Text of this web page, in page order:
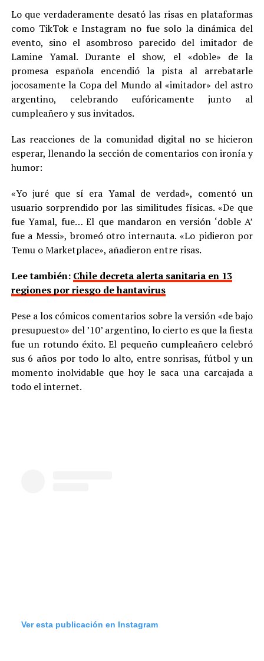
Lo que verdaderamente desató las risas en plataformas
como TikTok e Instagram no fue solo la dinámica del
evento, sino el asombroso parecido del imitador de
Lamine Yamal. Durante el show, el «doble» de la
promesa española encendió la pista al arrebatarle
jocosamente la Copa del Mundo al «imitador» del astro
argentino, celebrando eufóricamente junto al
cumpleañero y sus invitados.
Las reacciones de la comunidad digital no se hicieron
esperar, llenando la sección de comentarios con ironía y
humor:
«Yo juré que sí era Yamal de verdad», comentó un
usuario sorprendido por las similitudes físicas. «De que
fue Yamal, fue… El que mandaron en versión ‘doble A’
fue a Messi», bromeó otro internauta. «Lo pidieron por
Temu o Marketplace», añadieron entre risas.
Lee también: Chile decreta alerta sanitaria en 13
regiones por riesgo de hantavirus
Pese a los cómicos comentarios sobre la versión «de bajo
presupuesto» del ’10’ argentino, lo cierto es que la fiesta
fue un rotundo éxito. El pequeño cumpleañero celebró
sus 6 años por todo lo alto, entre sonrisas, fútbol y un
momento inolvidable que hoy le saca una carcajada a
todo el internet.
Ver esta publicación en Instagram